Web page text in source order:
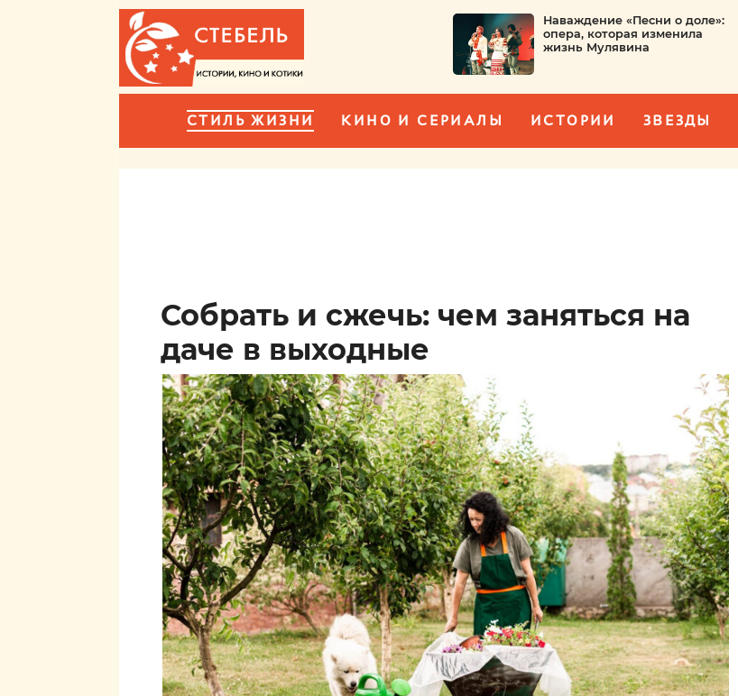
Наваждение «Песни о доле»:
опера, которая изменила
жизнь Мулявина
СТИЛЬ ЖИЗНИ КИНО И СЕРИАЛЫ ИСТОРИИ ЗВЕЗДЫ
Собрать и сжечь: чем заняться на
даче в выходные